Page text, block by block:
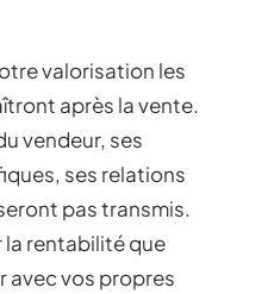
valorisation les
après la vente.
vendeur, ses
ses relations
pas transmis.
la rentabilité que
avec vos propres